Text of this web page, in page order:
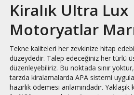
Kiralık Ultra Lux
Motoryatlar
Tekne kaliteleri her zevkinize hitap
düzeydedir. Talep edeceğiniz her türlü
düzenleyebiliriz. Bu noktada sınır
tarzda kiralamalarda APA sistemi
hazırlık ödemesi anlamındadır.